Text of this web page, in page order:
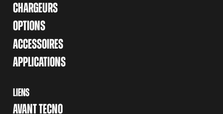
CHARGEURS
OPTIONS
ACCESSOIRES
APPLICATIONS
LIENS
AVANT TECNO